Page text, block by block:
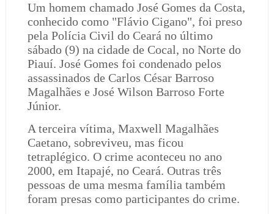
Um homem chamado José Gomes da Costa,
conhecido como "Flávio Cigano", foi preso
pela Polícia Civil do Ceará no último
sábado (9) na cidade de Cocal, no Norte do
Piauí. José Gomes foi condenado pelos
assassinados de Carlos César Barroso
Magalhães e José Wilson Barroso Forte
Júnior.
A terceira vítima, Maxwell Magalhães
Caetano, sobreviveu, mas ficou
tetraplégico. O crime aconteceu no ano
2000, em Itapajé, no Ceará. Outras três
pessoas de uma mesma família também
foram presas como participantes do crime.